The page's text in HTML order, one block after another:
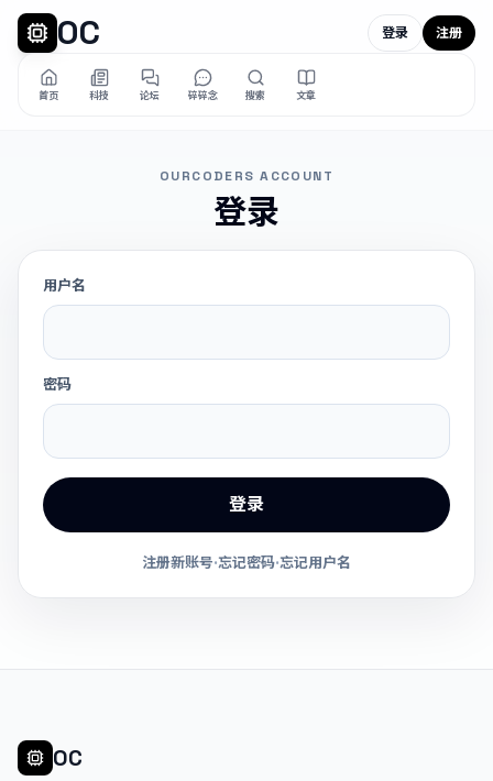
OC
首页 科技 论坛 碎碎念 搜索 文章
登录 注册
OURCODERS ACCOUNT
登录
用户名
密码
登录
注册新账号·忘记密码·忘记用户名
OC